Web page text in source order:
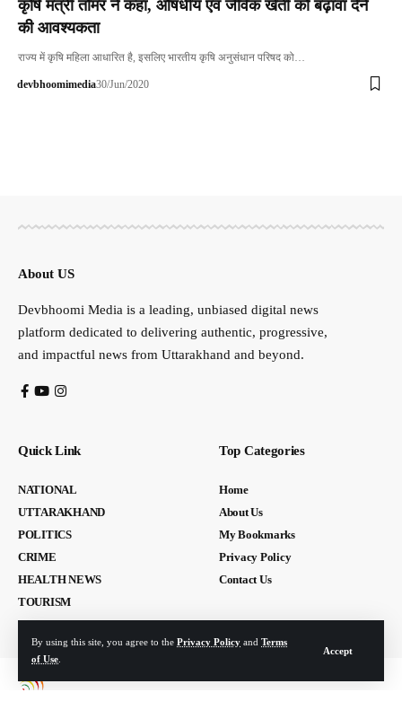
By using this site, you agree to the Privacy Policy and Terms
of Use
Accept
कृषि मंत्री तोमर ने कहा, औषधीय एवं जैविक खेती को बढ़ावा देने
की आवश्यकता
राज्य में कृषि महिला आधारित है, इसलिए भारतीय कृषि अनुसंधान परिषद को…
devbhoomimedia30/Jun/2020
About US
Devbhoomi Media is a leading, unbiased digital news
platform dedicated to delivering authentic, progressive,
and impactful news from Uttarakhand and beyond.
Quick Link
NATIONAL
UTTARAKHAND
POLITICS
CRIME
HEALTH NEWS
TOURISM
Top Categories
Home
About Us
My Bookmarks
Privacy Policy
Contact Us